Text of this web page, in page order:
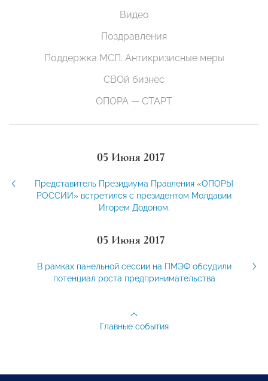
Видео
Поздравления
Поддержка МСП. Антикризисные меры
СВОй бизнес
ОПОРА — СТАРТ
05 Июня 2017
Представитель Президиума Правления «ОПОРЫ
РОССИИ» встретился с президентом Молдавии
Игорем Додоном.
05 Июня 2017
В рамках панельной сессии на ПМЭФ обсудили
потенциал роста предпринимательства
Главные события